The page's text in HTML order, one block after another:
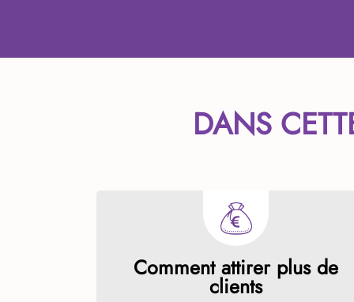
DANS
Comment attirer plus de
clients